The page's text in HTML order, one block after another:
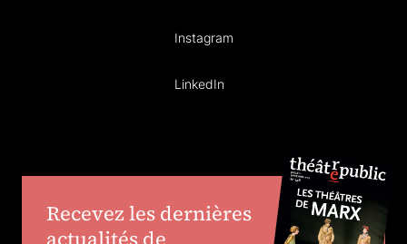
Instagram
LinkedIn
Recevez les dernières
actualités de